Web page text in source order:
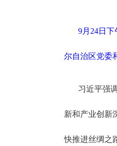
9月24日
尔自治区党委
习近平强
新和产业创新
快推进丝绸之